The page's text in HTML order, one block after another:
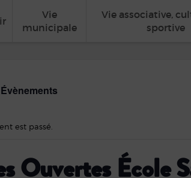
Vie
municipale
Vie associative,
sportive
est passé.
Ouvertes École